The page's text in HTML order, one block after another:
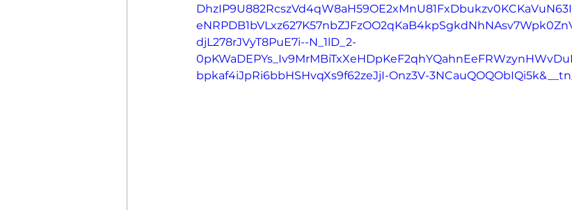
djL278rJVyT8PuE7i--N_1lD_2-
bpkaf4iJpRi6bbHSHvqXs9f62zeJjI-Onz3V-